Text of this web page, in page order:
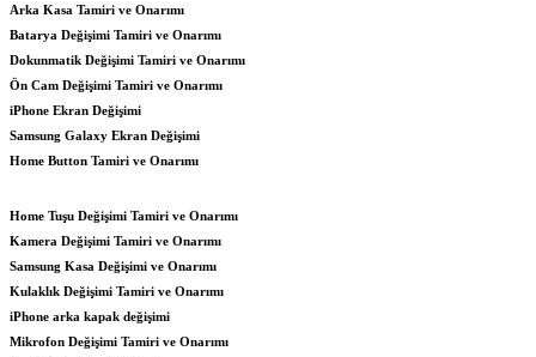
Arka Kasa Tamiri ve Onarımı
Batarya Değişimi Tamiri ve Onarımı
Dokunmatik Değişimi Tamiri ve Onarımı
Ön Cam Değişimi Tamiri ve Onarımı
iPhone Ekran Değişimi
Samsung Galaxy Ekran Değişimi
Home Button Tamiri ve Onarımı
Home Tuşu Değişimi Tamiri ve Onarımı
Kamera Değişimi Tamiri ve Onarımı
Samsung Kasa Değişimi ve Onarımı
Kulaklık Değişimi Tamiri ve Onarımı
iPhone arka kapak değişimi
Mikrofon Değişimi Tamiri ve Onarımı